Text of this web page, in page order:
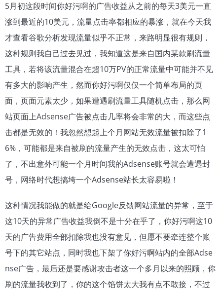
5月初这段时间你好污啊的广告收益从之前的每天3美元一直
涨到最近的10美元，流量点击率都相应的暴涨，就在今天我
才查看谷歌分析发现流量似乎不正常，来路明显很有规则，
这种规则我自己过去见过，我知道这是来自国内某款刷流量
工具，若将该流量混合在超10万PV的正常流量中可能并不见
有多大的影响产生，然而你好污啊仅仅一个简单布局的页
面，页面元素太少，如果遭遇刷流量工具随机点击，那么网
站页面上Adsense广告被点击几率将会非常的大，而这些点
击都是无效的！我忽然想起上个月网站无效流量被扣除了1
6%，可能都是来自被刷的流量产生的无效点击，这太可怕
了，不出意外可能一个月时间我的Adsense账号就会遭遇封
号，网络时代想搞垮一个Adsense站长太容易啦！
这种情况我能做的就是给Google反馈网站流量的异常，至于
这10天的异常广告收益我倒不是十分在乎了，你好污啊这10
天的广告费用全部扣除我也没有意见，但愿不要牵连整个账
号下的其它站点，同时我也下架了你好污啊站内的全部Adse
nse广告，最后还是要感谢攻击者这一个多月以来的照顾，你
刷的流量我收到了，你的这个馅饼太大我有点不敢接，不过